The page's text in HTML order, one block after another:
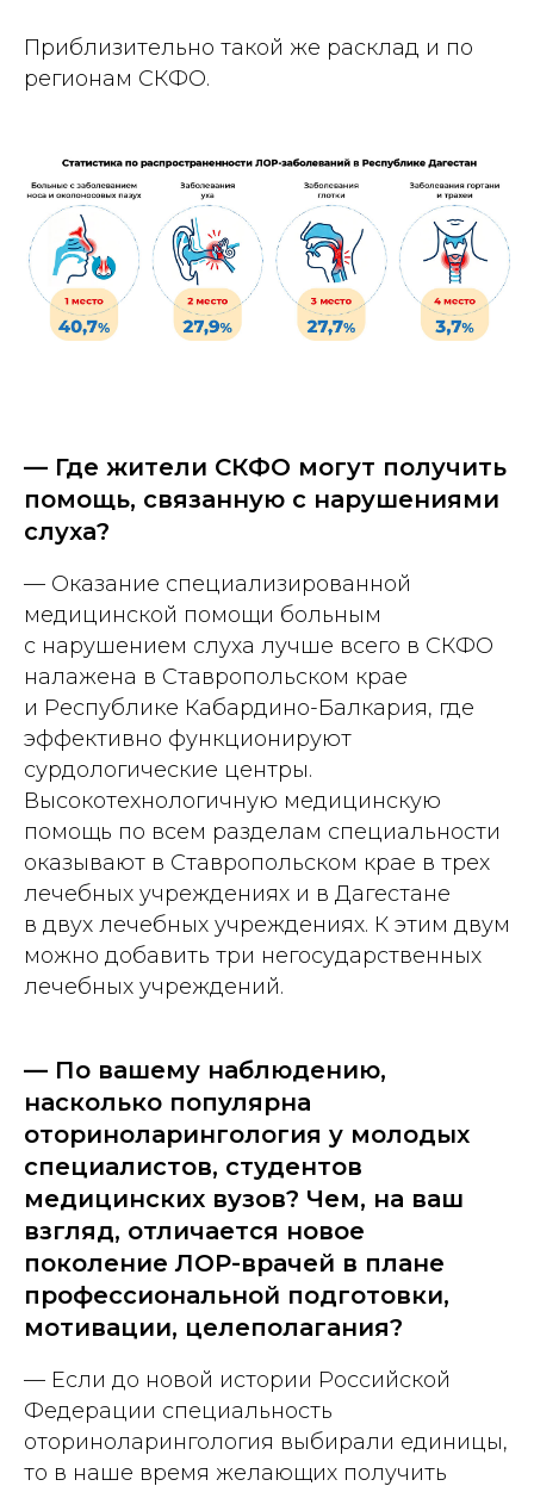
Приблизительно такой же расклад и по
регионам СКФО.
— Где жители СКФО могут получить
помощь, связанную с нарушениями
слуха?
— Оказание специализированной
медицинской помощи больным
с нарушением слуха лучше всего в СКФО
налажена в Ставропольском крае
и Республике Кабардино-­Балкария, где
эффективно функционируют
сурдологические центры.
Высокотехнологичную медицинскую
помощь по всем разделам специальности
оказывают в Ставропольском крае в трех
лечебных учреждениях и в Дагестане
в двух лечебных учреждениях. К этим двум
можно добавить три негосударственных
лечебных учреждений.
— По вашему наблюдению,
насколько популярна
оториноларингология у молодых
специалистов, студентов
медицинских вузов? Чем, на ваш
взгляд, отличается новое
поколение ЛОР-врачей в плане
профессиональной подготовки,
мотивации, целеполагания?
— Если до новой истории Российской
Федерации специальность
оториноларингология выбирали единицы,
то в наше время желающих получить